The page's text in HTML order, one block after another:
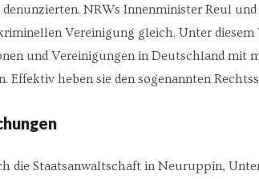
NRWs Innenminister Reul
Vereinigung gleich. Unter diesem
und Vereinigungen in Deutschland mit
Effektiv heben sie den sogenannten
die Staatsanwaltschaft in Neuruppin,